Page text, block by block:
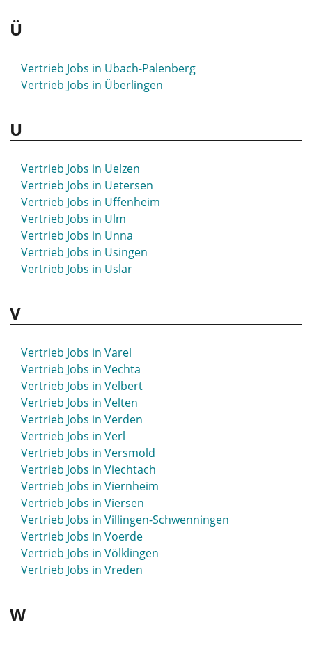
Vertrieb Jobs in Solingen
Vertrieb Jobs in Soltau
Vertrieb Jobs in Sondershausen
Vertrieb Jobs in Sonneberg
Vertrieb Jobs in Spaichingen
Vertrieb Jobs in Spandau
Vertrieb Jobs in Speyer
Vertrieb Jobs in Spremberg
Vertrieb Jobs in Springe
Vertrieb Jobs in Stade
Vertrieb Jobs in Stadthagen
Vertrieb Jobs in Starnberg
Vertrieb Jobs in Staßfurt
Vertrieb Jobs in Stockach
Vertrieb Jobs in Stralsund
Vertrieb Jobs in Straubing
Vertrieb Jobs in Strausberg
Vertrieb Jobs in Stuhr
Vertrieb Jobs in Stuttgart
Vertrieb Jobs in St- Wendel
Vertrieb Jobs in Suhl
Vertrieb Jobs in Sulingen
Vertrieb Jobs in Sulzbach-Rosenberg
Vertrieb Jobs in Sundern
Vertrieb Jobs in Syke
Ü
Vertrieb Jobs in Übach-Palenberg
Vertrieb Jobs in Überlingen
U
Vertrieb Jobs in Uelzen
Vertrieb Jobs in Uetersen
Vertrieb Jobs in Uffenheim
Vertrieb Jobs in Ulm
Vertrieb Jobs in Unna
Vertrieb Jobs in Usingen
Vertrieb Jobs in Uslar
V
Vertrieb Jobs in Varel
Vertrieb Jobs in Vechta
Vertrieb Jobs in Velbert
Vertrieb Jobs in Velten
Vertrieb Jobs in Verden
Vertrieb Jobs in Verl
Vertrieb Jobs in Versmold
Vertrieb Jobs in Viechtach
Vertrieb Jobs in Viernheim
Vertrieb Jobs in Viersen
Vertrieb Jobs in Villingen-Schwenningen
Vertrieb Jobs in Voerde
Vertrieb Jobs in Völklingen
Vertrieb Jobs in Vreden
W